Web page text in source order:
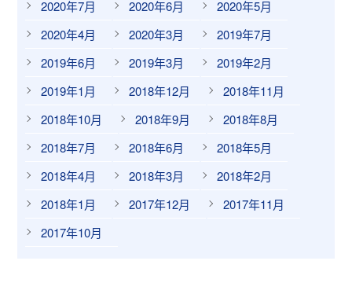
2020年7月
2020年6月
2020年5月
2020年4月
2020年3月
2019年7月
2019年6月
2019年3月
2019年2月
2019年1月
2018年12月
2018年11月
2018年10月
2018年9月
2018年8月
2018年7月
2018年6月
2018年5月
2018年4月
2018年3月
2018年2月
2018年1月
2017年12月
2017年11月
2017年10月